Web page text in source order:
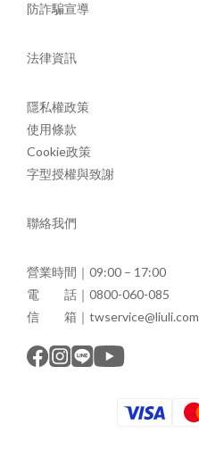
防詐騙宣導
法律資訊
隱私權政策
使用條款
Cookie政策
字型授權與致謝
聯絡我們
營業時間｜09:00 – 17:00
電 話｜0800-060-085
信 箱｜twservice@liuli.com